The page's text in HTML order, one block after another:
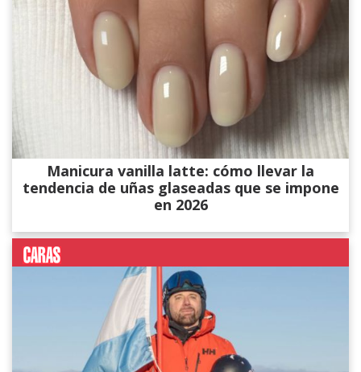
Manicura vanilla latte: cómo llevar la
tendencia de uñas glaseadas que se impone
en 2026